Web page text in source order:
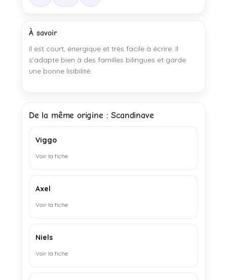
À savoir
Il est court, énergique et très facile à écrire. Il
s’adapte bien à des familles bilingues et garde
une bonne lisibilité.
De la même origine : Scandinave
Viggo
Voir la fiche
Axel
Voir la fiche
Niels
Voir la fiche